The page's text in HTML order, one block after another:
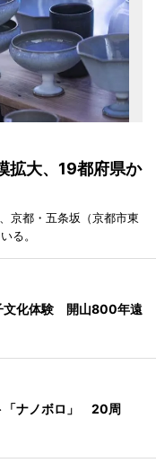
拡大、19都府県か
京都・五条坂（京都市東
る。
文化体験 開山800年遠
「ナノボロ」 20周